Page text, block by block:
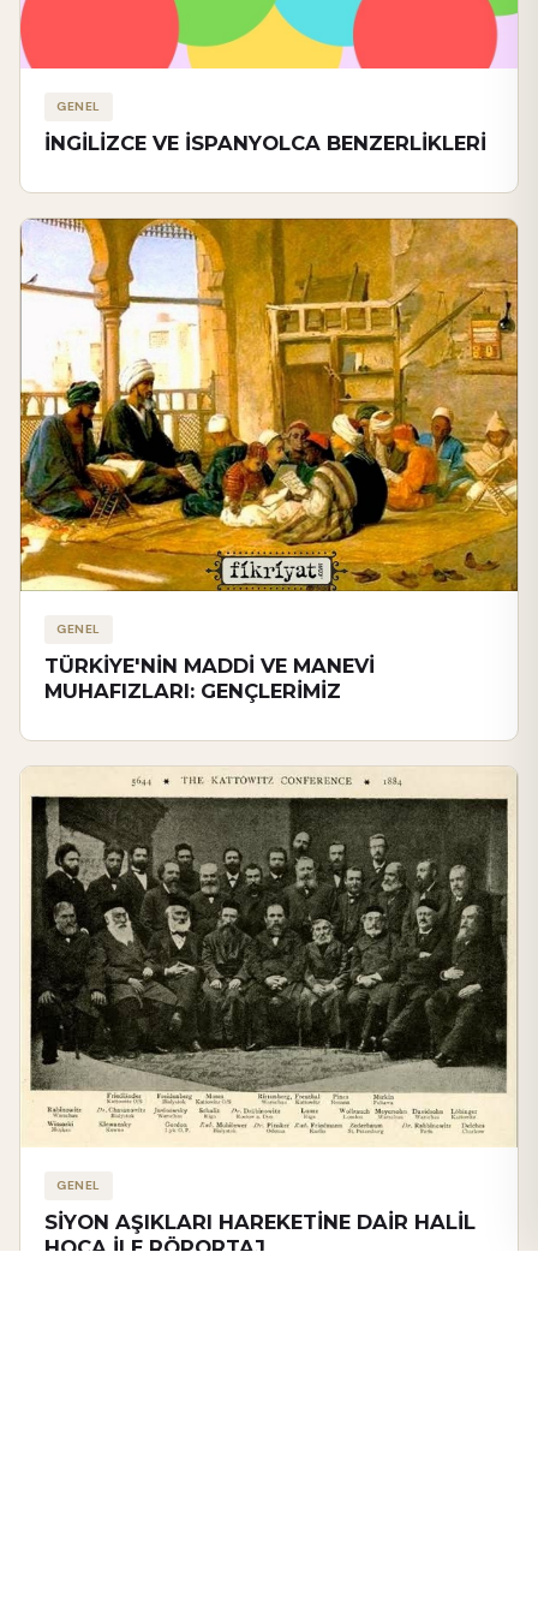
GENEL
İNGİLİZCE VE İSPANYOLCA BENZERLİKLERİ
GENEL
TÜRKİYE'NİN MADDİ VE MANEVİ
MUHAFIZLARI: GENÇLERİMİZ
GENEL
SİYON AŞIKLARI HAREKETİNE DAİR HALİL
HOCA İLE RÖPORTAJ